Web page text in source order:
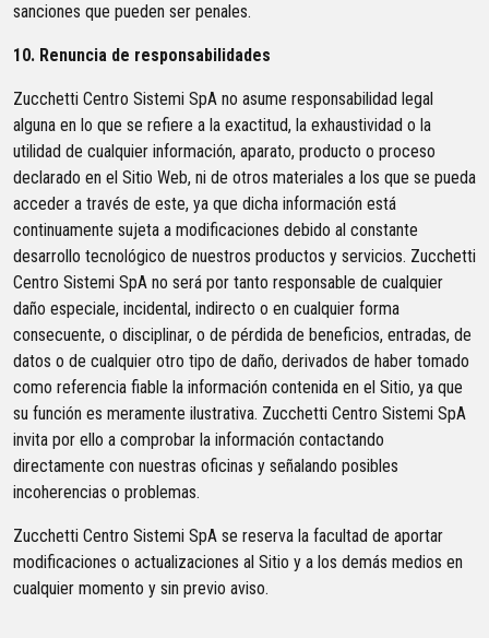
sanciones que pueden ser penales.
10. Renuncia de responsabilidades
Zucchetti Centro Sistemi SpA no asume responsabilidad legal
alguna en lo que se refiere a la exactitud, la exhaustividad o la
utilidad de cualquier información, aparato, producto o proceso
declarado en el Sitio Web, ni de otros materiales a los que se pueda
acceder a través de este, ya que dicha información está
continuamente sujeta a modificaciones debido al constante
desarrollo tecnológico de nuestros productos y servicios. Zucchetti
Centro Sistemi SpA no será por tanto responsable de cualquier
daño especiale, incidental, indirecto o en cualquier forma
consecuente, o disciplinar, o de pérdida de beneficios, entradas, de
datos o de cualquier otro tipo de daño, derivados de haber tomado
como referencia fiable la información contenida en el Sitio, ya que
su función es meramente ilustrativa. Zucchetti Centro Sistemi SpA
invita por ello a comprobar la información contactando
directamente con nuestras oficinas y señalando posibles
incoherencias o problemas.
Zucchetti Centro Sistemi SpA se reserva la facultad de aportar
modificaciones o actualizaciones al Sitio y a los demás medios en
cualquier momento y sin previo aviso.